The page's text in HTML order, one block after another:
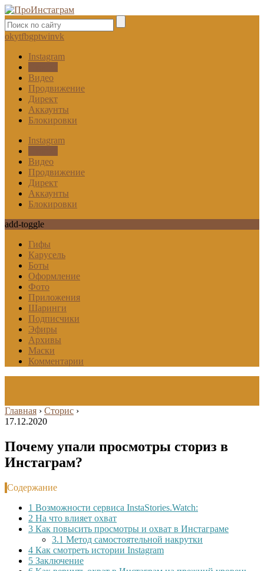
okytfbgptwinvk
Instagram
Видео
Продвижение
Директ
Аккаунты
Блокировки
Instagram
Видео
Продвижение
Директ
Аккаунты
Блокировки
add-toggle
Гифы
Карусель
Боты
Оформление
Фото
Приложения
Шаринги
Подписчики
Эфиры
Архивы
Маски
Комментарии
Главная › Сторис ›
17.12.2020
Почему упали просмотры сториз в
Инстаграм?
Содержание
1 Возможности сервиса InstaStories.Watch:
2 На что влияет охват
3 Как повысить просмотры и охват в Инстаграме
3.1 Метод самостоятельной накрутки
4 Как смотреть истории Instagram
5 Заключение